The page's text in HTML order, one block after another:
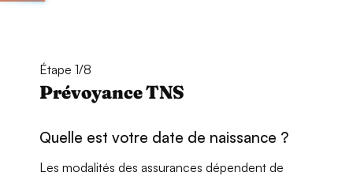
Étape 1/8
Prévoyance TNS
Quelle est votre date de naissance ?
Les modalités des assurances dépendent de